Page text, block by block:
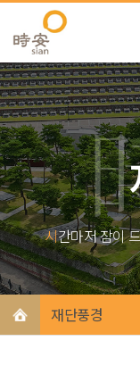
시간마저 잠이
재단풍경